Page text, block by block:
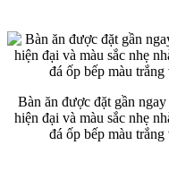
Bàn ăn được đặt gần
hiện đại và màu sắc nhẹ
đá ốp bếp màu